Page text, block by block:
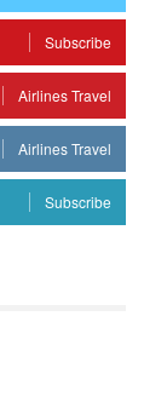
Subscribe
Airlines Travel
Airlines Travel
Subscribe